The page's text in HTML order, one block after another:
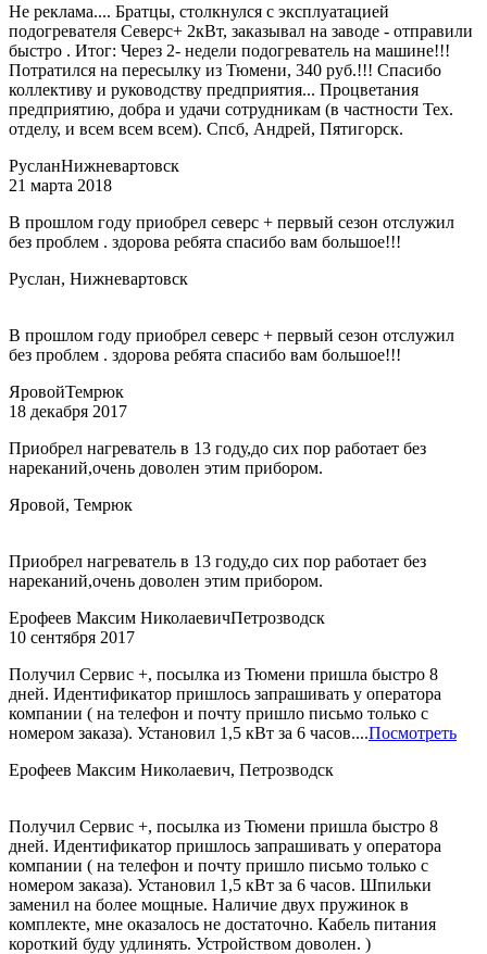
Не реклама.... Братцы, столкнулся с эксплуатацией
подогревателя Северс+ 2кВт, заказывал на заводе - отправили
быстро . Итог: Через 2- недели подогреватель на машине!!!
Потратился на пересылку из Тюмени, 340 руб.!!! Спасибо
коллективу и руководству предприятия... Процветания
предприятию, добра и удачи сотрудникам (в частности Тех.
отделу, и всем всем всем). Спсб, Андрей, Пятигорск.
РусланНижневартовск
21 марта 2018
В прошлом году приобрел северс + первый сезон отслужил
без проблем . здорова ребята спасибо вам большое!!!
Руслан, Нижневартовск
В прошлом году приобрел северс + первый сезон отслужил
без проблем . здорова ребята спасибо вам большое!!!
ЯровойТемрюк
18 декабря 2017
Приобрел нагреватель в 13 году,до сих пор работает без
нареканий,очень доволен этим прибором.
Яровой, Темрюк
Приобрел нагреватель в 13 году,до сих пор работает без
нареканий,очень доволен этим прибором.
Ерофеев Максим НиколаевичПетрозводск
10 сентября 2017
Получил Сервис +, посылка из Тюмени пришла быстро 8
дней. Идентификатор пришлось запрашивать у оператора
компании ( на телефон и почту пришло письмо только с
номером заказа). Установил 1,5 кВт за 6 часов....Посмотреть
Ерофеев Максим Николаевич, Петрозводск
Получил Сервис +, посылка из Тюмени пришла быстро 8
дней. Идентификатор пришлось запрашивать у оператора
компании ( на телефон и почту пришло письмо только с
номером заказа). Установил 1,5 кВт за 6 часов. Шпильки
заменил на более мощные. Наличие двух пружинок в
комплекте, мне оказалось не достаточно. Кабель питания
короткий буду удлинять. Устройством доволен. )